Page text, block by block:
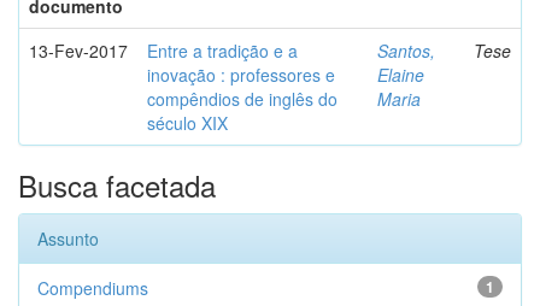
documento
13-Fev-2017
Entre a tradição e a
inovação : professores e
compêndios de inglês do
século XIX
Santos,
Elaine
Maria
Tese
Busca facetada
Assunto
1
Compendiums